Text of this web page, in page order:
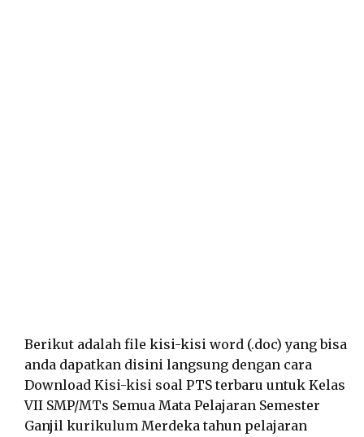
Berikut adalah file kisi-kisi word (.doc) yang bisa
anda dapatkan disini langsung dengan cara
Download Kisi-kisi soal PTS terbaru untuk Kelas
VII SMP/MTs Semua Mata Pelajaran Semester
Ganjil kurikulum Merdeka tahun pelajaran